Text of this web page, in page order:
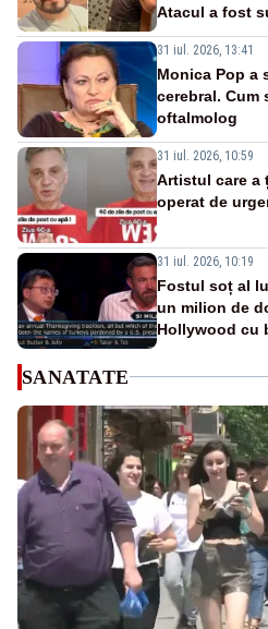
Atacul a fost
31 iul. 2026, 13:41
Monica Pop a
cerebral. Cum
oftalmolog
31 iul. 2026, 10:59
Artistul care a
operat de
31 iul. 2026, 10:19
Fostul soț al
un milion de
Hollywood cu
SANATATE